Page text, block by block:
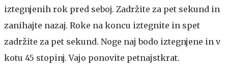
iztegnjenih rok pred seboj. Zadržite za pet sekund in
zanihajte nazaj. Roke na koncu iztegnite in spet
zadržite za pet sekund. Noge naj bodo iztegnjene in v
kotu 45 stopinj. Vajo ponovite petnajstkrat.